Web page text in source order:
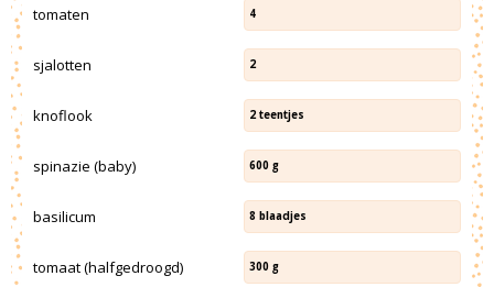
tomaten 4
sjalotten 2
knoflook 2 teentjes
spinazie (baby) 600 g
basilicum 8 blaadjes
tomaat (halfgedroogd) 300 g